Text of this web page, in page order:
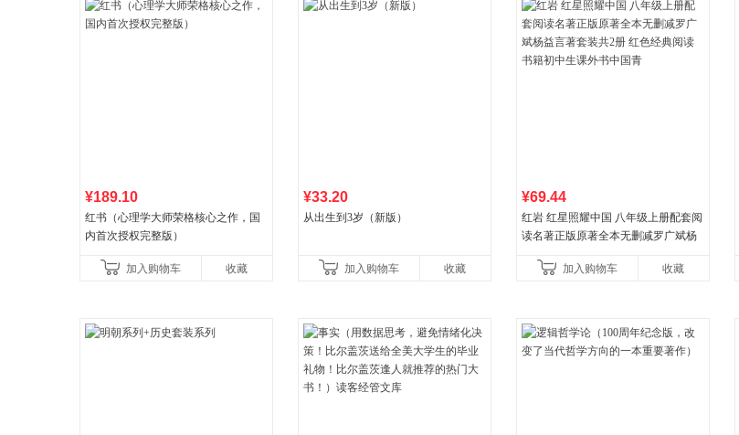
¥189.10
红书（心理学大师荣格核心之作，国
内首次授权完整版）
加入购物车 收藏
¥33.20
从出生到3岁（新版）
加入购物车 收藏
¥69.44
红岩 红星照耀中国 八年级上册配套阅
读名著正版原著全本无删减罗广斌杨
初中生课外书中国青
加入购物车 收藏